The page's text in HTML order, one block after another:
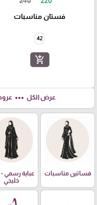
فستان مناسبات
42
add_shopping_cart
عرض الكل more_horiz
فساتين مناسبات
عباية رسمي -
خليجي